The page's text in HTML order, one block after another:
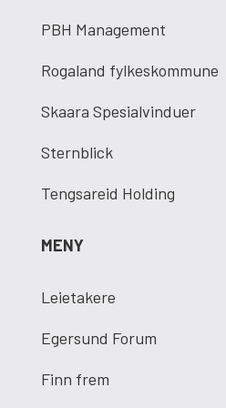
PBH Management
Rogaland fylkeskommune
Skaara Spesialvinduer
Sternblick
Tengsareid Holding
MENY
Leietakere
Egersund Forum
Finn frem